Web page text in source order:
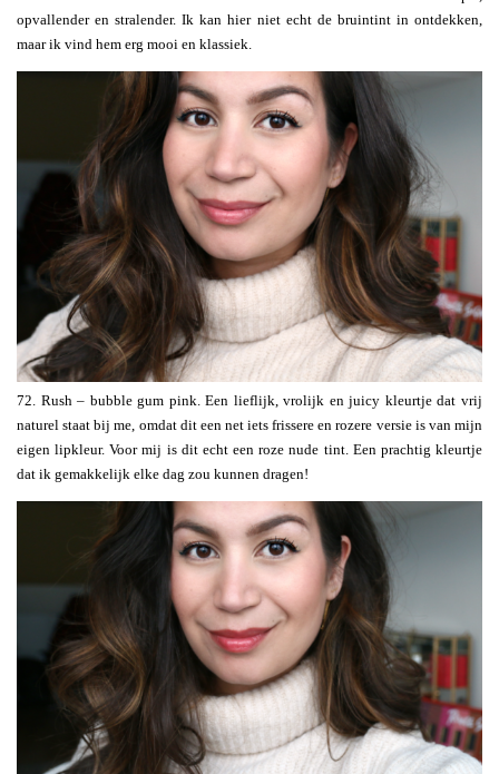
opvallender en stralender. Ik kan hier niet echt de bruintint in ontdekken,
maar ik vind hem erg mooi en klassiek.
72. Rush – bubble gum pink. Een lieflijk, vrolijk en juicy kleurtje dat vrij
naturel staat bij me, omdat dit een net iets frissere en rozere versie is van mijn
eigen lipkleur. Voor mij is dit echt een roze nude tint. Een prachtig kleurtje
dat ik gemakkelijk elke dag zou kunnen dragen!